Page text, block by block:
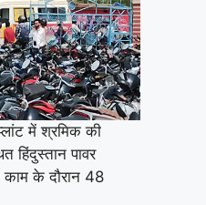
में श्रमिक की
हिंदुस्तान पावर
काम के दौरान 48